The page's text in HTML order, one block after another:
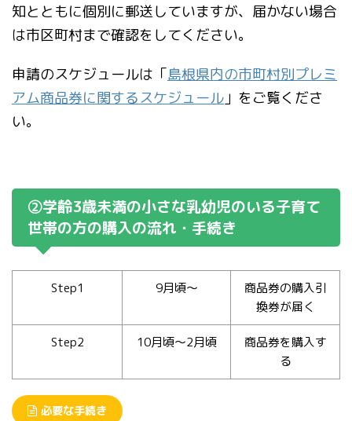
知とともに個別に郵送していますが、届かない場合
は市区町村まで確認をしてください。
申請のスケジュールは「島根県内の市町村別プレミ
アム商品券に関するスケジュール 」をご覧くださ
い。
②学齢3歳未満の小さな乳幼児のいる子育て
世帯の方の購入の流れ・手続き
Step1 9月頃～
商品券の購入引
換券が届く
Step2 10月頃～2月頃
商品券を購入す
る
必要な手続き